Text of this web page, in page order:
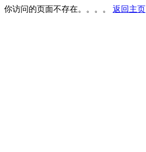
你访问的页面不存在。。。。 返回主页